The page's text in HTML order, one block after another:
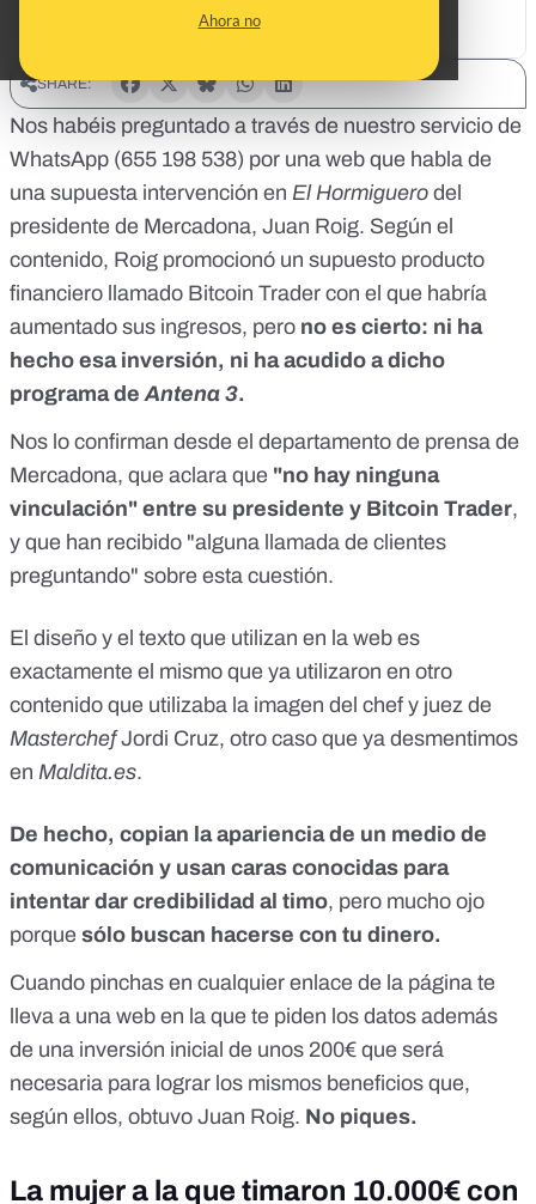
Ahora no
SHARE:
Nos habéis preguntado a través de nuestro servicio de
WhatsApp (655 198 538) por una web que habla de
una supuesta intervención en El Hormiguero del
presidente de Mercadona, Juan Roig. Según el
contenido, Roig promocionó un supuesto producto
financiero llamado Bitcoin Trader con el que habría
aumentado sus ingresos, pero no es cierto: ni ha
hecho esa inversión, ni ha acudido a dicho
programa deAntena 3.
Nos lo confirman desde el departamento de prensa de
Mercadona, que aclara que "no hay ninguna
vinculación" entre su presidente y Bitcoin Trader,
y que han recibido "alguna llamada de clientes
preguntando" sobre esta cuestión.
El diseño y el texto que utilizan en la web es
exactamente el mismo que ya utilizaron en otro
contenido que utilizaba la imagen del chef y juez de
MasterchefJordi Cruz, otro caso que ya desmentimos
en Maldita.es.
De hecho, copian la apariencia de un medio de
comunicación y usan caras conocidas para
intentar dar credibilidad al timo, pero mucho ojo
porque sólo buscan hacerse con tu dinero.
Cuando pinchas en cualquier enlace de la página te
lleva a una web en la que te piden los datos además
de una inversión inicial de unos 200€ que será
necesaria para lograr los mismos beneficios que,
según ellos, obtuvo Juan Roig. No piques.
La mujer a la que timaron 10.000€ con